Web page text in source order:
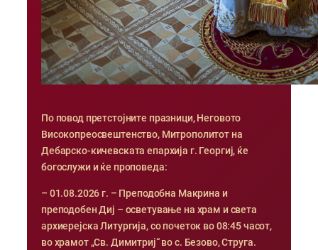
По повод претстојните празници, Неговото
Високопреосвештенство, Митрополитот на
Дебарско-кичевската епархија г. Георгиј, ќе
богослужи и ќе проповеда:
– 01.08.2026 г. – Преподобна Макрина и
преподобен Диј – осветување на храм и света
архиерејска Литургија, со почеток во 08:45 часот,
во храмот „Св. Димитриј“ во с. Безово, Струга.